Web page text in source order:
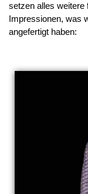
setzen alles weitere
Impressionen, was
angefertigt haben: